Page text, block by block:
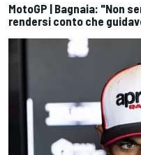
MotoGP | Bagnaia: "Non
rendersi conto che